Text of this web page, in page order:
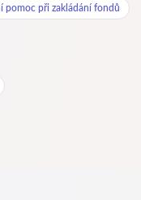
pomoc při zakládání fondů